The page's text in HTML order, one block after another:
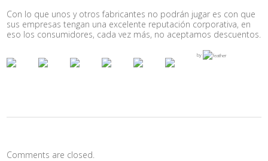
Con lo que unos y otros fabricantes no podrán jugar es con que
sus empresas tengan una excelente reputación corporativa, en
eso los consumidores, cada vez más, no aceptamos descuentos.
by
Comments are closed.